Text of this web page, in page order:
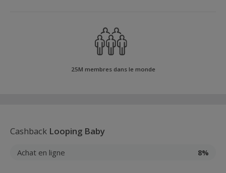
25M membres dans le monde
Cashback Looping Baby
Achat en ligne 8%